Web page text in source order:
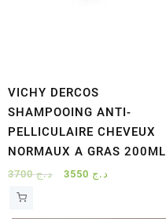
VICHY DERCOS
SHAMPOOING ANTI-
PELLICULAIRE CHEVEUX
NORMAUX A GRAS 200ML
د.ج3700
Le
د.ج